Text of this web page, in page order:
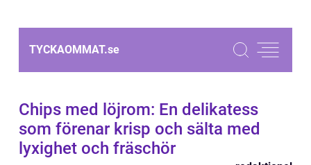
TYCKAOMMAT.se
Chips med löjrom: En delikatess
som förenar krisp och sälta med
lyxighet och fräschör